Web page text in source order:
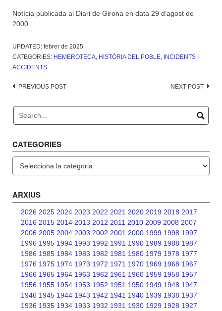
Notícia publicada al Diari de Girona en data 29 d’agost de
2000
UPDATED: febrer de 2025
CATEGORIES: HEMEROTECA, HISTÒRIA DEL POBLE, INCIDENTS I
ACCIDENTS
Post
PREVIOUS POST NEXT POST
CATEGORIES
ARXIUS
2026 2025 2024 2023 2022 2021 2020 2019 2018 2017
2016 2015 2014 2013 2012 2011 2010 2009 2008 2007
2006 2005 2004 2003 2002 2001 2000 1999 1998 1997
1996 1995 1994 1993 1992 1991 1990 1989 1988 1987
1986 1985 1984 1983 1982 1981 1980 1979 1978 1977
1976 1975 1974 1973 1972 1971 1970 1969 1968 1967
1966 1965 1964 1963 1962 1961 1960 1959 1958 1957
1956 1955 1954 1953 1952 1951 1950 1949 1948 1947
1946 1945 1944 1943 1942 1941 1940 1939 1938 1937
1936 1935 1934 1933 1932 1931 1930 1929 1928 1927